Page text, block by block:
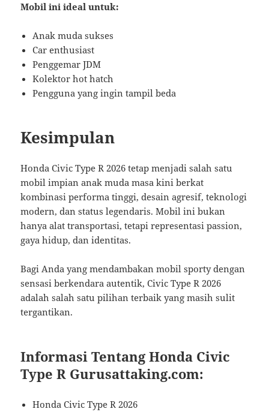
Mobil ini ideal untuk:
Anak muda sukses
Car enthusiast
Penggemar JDM
Kolektor hot hatch
Pengguna yang ingin tampil beda
Kesimpulan
Honda Civic Type R 2026 tetap menjadi salah satu
mobil impian anak muda masa kini berkat
kombinasi performa tinggi, desain agresif, teknologi
modern, dan status legendaris. Mobil ini bukan
hanya alat transportasi, tetapi representasi passion,
gaya hidup, dan identitas.
Bagi Anda yang mendambakan mobil sporty dengan
sensasi berkendara autentik, Civic Type R 2026
adalah salah satu pilihan terbaik yang masih sulit
tergantikan.
Informasi Tentang Honda Civic
Type R Gurusattaking.com:
Honda Civic Type R 2026